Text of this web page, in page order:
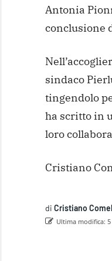
Antonia
conclusione
sindaco
tingendolo
ha scritto in
loro
Cristiano
di Cristiano
Ultima modifica: